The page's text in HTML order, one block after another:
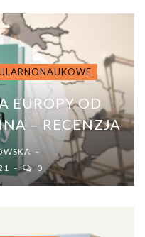
EUROPY OD
– RECENZJA
0